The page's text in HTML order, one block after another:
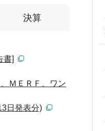
決算
書]
ＭＥＲＦ、ワン
日発表分)